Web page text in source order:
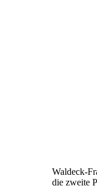
Waldeck-
die zweite